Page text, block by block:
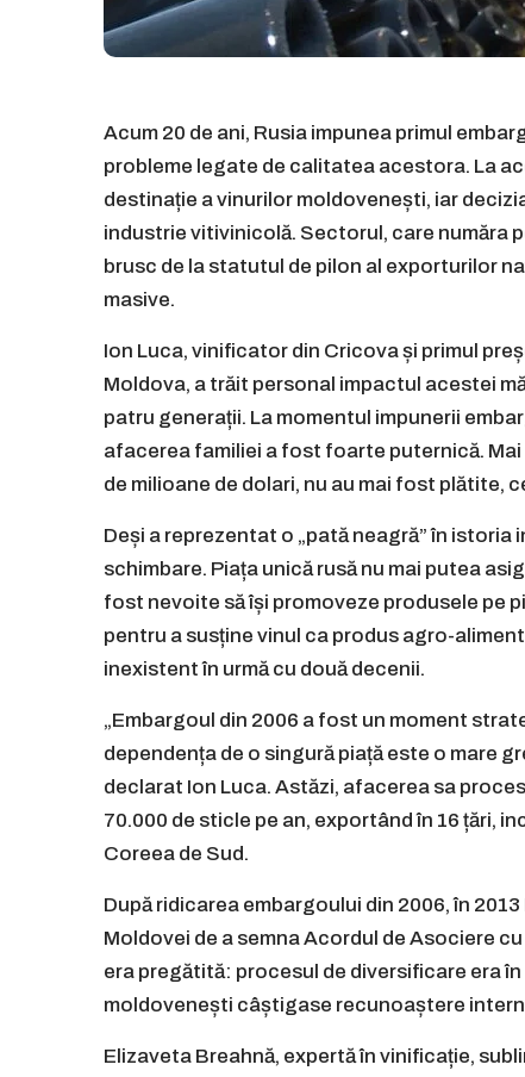
Acum 20 de ani, Rusia impunea primul
probleme legate de calitatea acestora. La
destinație a vinurilor moldovenești, iar
industrie vitivinicolă. Sectorul, care număra
brusc de la statutul de pilon al exporturilor
masive.
Ion Luca, vinificator din Cricova și primul
Moldova, a trăit personal impactul acestei
patru generații. La momentul impunerii
afacerea familiei a fost foarte puternică. Mai
de milioane de dolari, nu au mai fost plătite,
Deși a reprezentat o „pată neagră” în
schimbare. Piața unică rusă nu mai putea
fost nevoite să își promoveze produsele pe
pentru a susține vinul ca produs agro-
inexistent în urmă cu două decenii.
„Embargoul din 2006 a fost un moment
dependența de o singură piață este o mare
declarat Ion Luca. Astăzi, afacerea sa
70.000 de sticle pe an, exportând în 16 țări,
Coreea de Sud.
După ridicarea embargoului din 2006, în
Moldovei de a semna Acordul de Asociere
era pregătită: procesul de diversificare era
moldovenești câștigase recunoaștere
Elizaveta Breahnă, expertă în vinificație,